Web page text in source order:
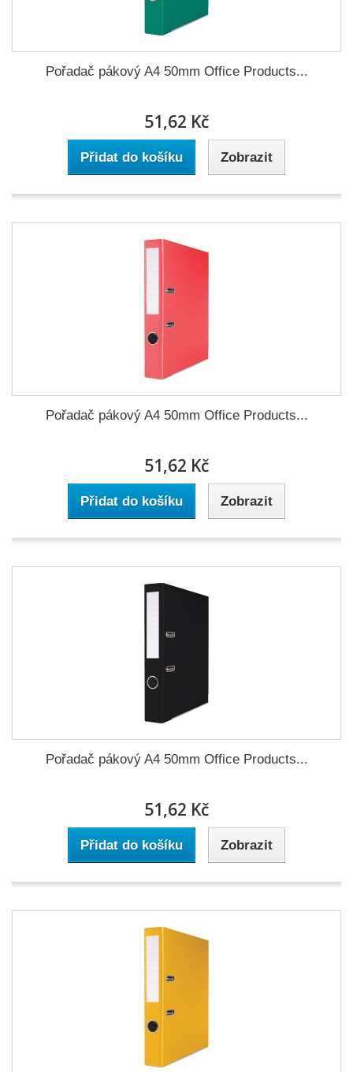
Pořadač pákový A4 50mm Office Products...
51,62 Kč
Přidat do košíku Zobrazit
Pořadač pákový A4 50mm Office Products...
51,62 Kč
Přidat do košíku Zobrazit
Pořadač pákový A4 50mm Office Products...
51,62 Kč
Přidat do košíku Zobrazit